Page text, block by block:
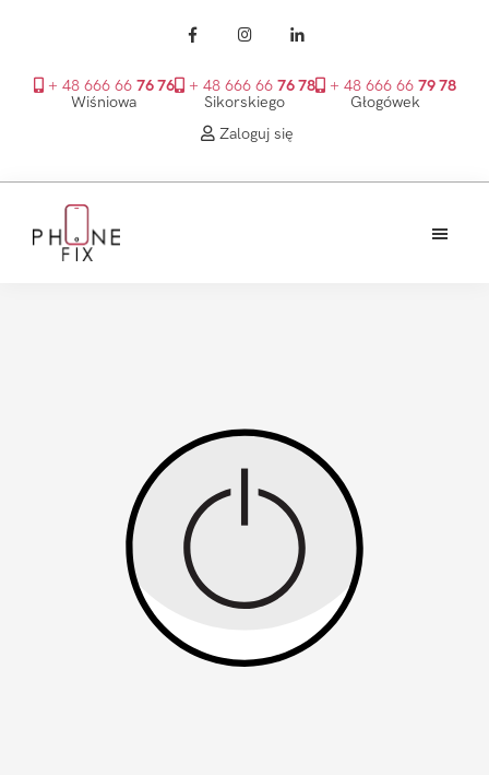
+ 48 666 66 76 76
Wiśniowa
+ 48 666 66 76 78
Sikorskiego
+ 48 666 66 79 78
Głogówek
Zaloguj się
głównego